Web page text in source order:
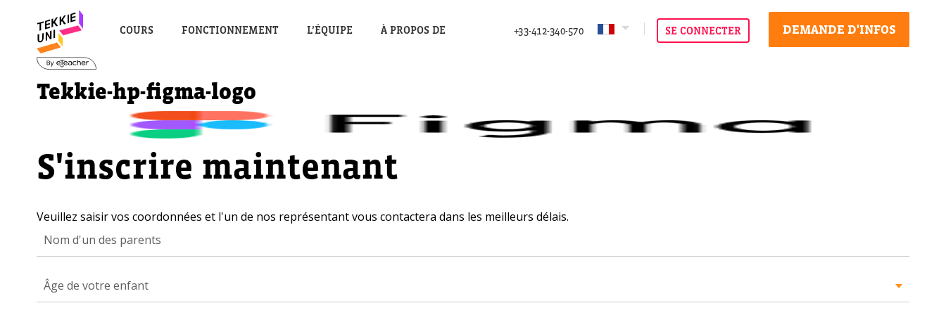
COURS FONCTIONNEMENT L’ÉQUIPE À PROPOS DE DEMANDE D'INFOS
+33-412-340-570 SE CONNECTER
Tekkie-hp-figma-logo
S'inscrire maintenant
Veuillez saisir vos coordonnées et l'un de nos représentant vous contactera dans les meilleurs délais.
Âge de votre enfant